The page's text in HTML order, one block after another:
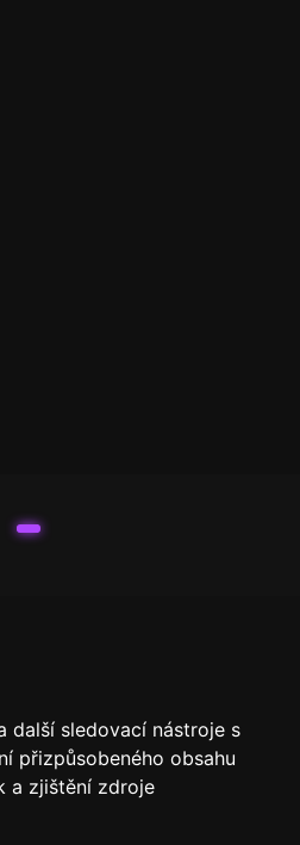
další sledovací nástroje s
přizpůsobeného obsahu
a zjištění zdroje